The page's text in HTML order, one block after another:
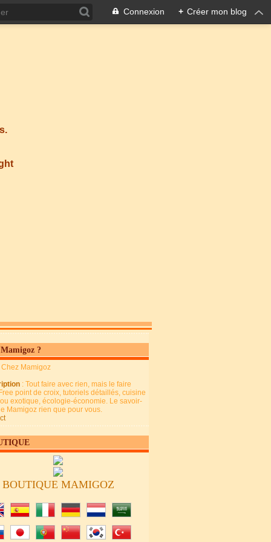
Connexion + Créer mon blog
?
Chez Mamigoz
: Tout faire avec rien, mais le faire
point de croix, tutoriels détaillés, cuisine
exotique, écologie-économie. Le savoir-
Mamigoz rien que pour vous.
BOUTIQUE MAMIGOZ